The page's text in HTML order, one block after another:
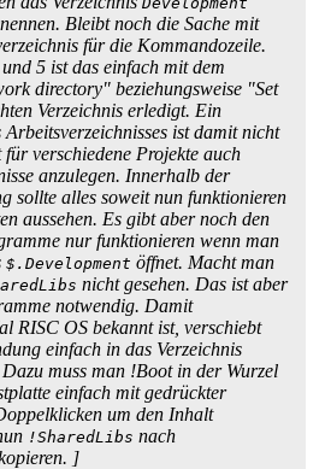
Bleibt noch die Sache mit
für die Kommandozeile.
5 ist das einfach mit dem
directory" beziehungsweise "Set
Verzeichnis erledigt. Ein
Arbeitsverzeichnisses ist damit nicht
verschiedene Projekte auch
anzulegen. Innerhalb der
sollte alles soweit nun funktionieren
aussehen. Es gibt aber noch den
nur funktionieren wenn man
$.Development öffnet. Macht man
nicht gesehen. Das ist aber
notwendig. Damit
RISC OS bekannt ist, verschiebt
einfach in das Verzeichnis
muss man !Boot in der Wurzel
einfach mit gedrückter
um den Inhalt
!SharedLibs nach
]